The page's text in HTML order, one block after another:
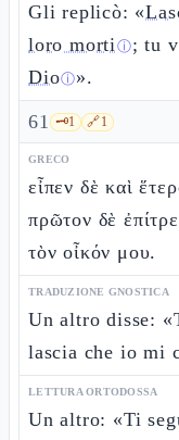
Gli replicò: «
loro mortiⓘ; tu
Dioⓘ».
61 🗝️1 🔗1
GRECO
εἶπεν δὲ καὶ
πρῶτον δὲ
τὸν οἶκόν μου.
TRADUZIONE GNOSTICA
Un altro disse:
lascia che io mi
LETTURA ORTODOSSA
Un altro: «Ti